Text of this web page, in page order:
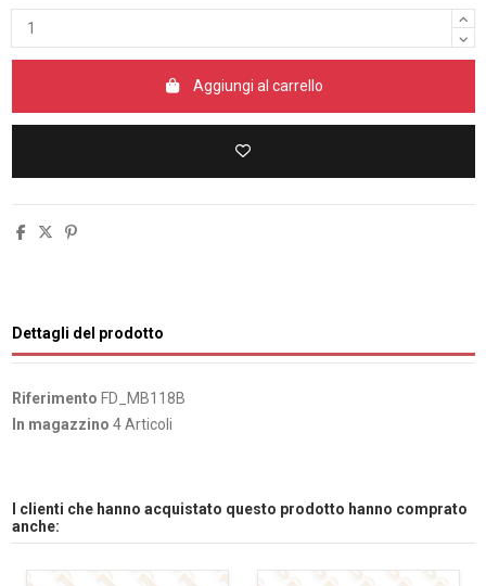
Aggiungi al carrello
Dettagli del prodotto
Riferimento FD_MB118B
In magazzino 4 Articoli
I clienti che hanno acquistato questo prodotto hanno comprato
anche: